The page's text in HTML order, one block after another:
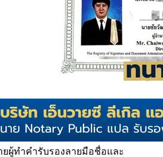
ผู้ทำคำรับรองลายมือชื่อและ